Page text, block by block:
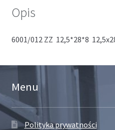
Opis
6001/012 ZZ 12,5*28*8
Menu
Polityka prywatności